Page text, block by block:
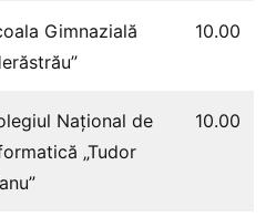
Gimnazială
10.00
Naţional de
„Tudor
10.00